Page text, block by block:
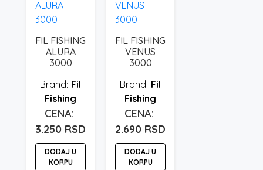
FIL FISHING
ALURA
3000
Fil
Fishing
3.250 RSD
DODAJ U
KORPU
FIL FISHING
VENUS
3000
Fil
Fishing
2.690 RSD
DODAJ U
KORPU